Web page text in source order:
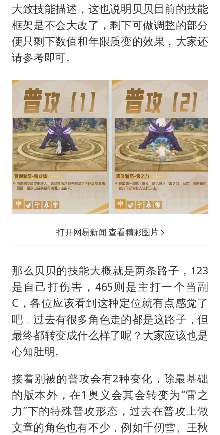
大致技能描述，这也说明贝贝目前的技能
框架是不会大改了，剩下可做调整的部分
便只剩下数值和年限质变的效果，大家还
请参考即可。
打开网易新闻 查看精彩图片
那么贝贝的技能大概就是两条路子，123
是自己打伤害，465则是主打一个当副
C，各位应该看到这种定位就有点感觉了
吧，过去有很多角色走的都是这路子，但
最终都转变成什么样了呢？大家应该也是
心知肚明。
接着别被的普攻会有2种变化，除最基础
的版本外，在1奥义会其会转变为“雷之
力”下的特殊普攻形态，过去在普攻上做
文章的角色也有不少，例如千仞雪、王秋